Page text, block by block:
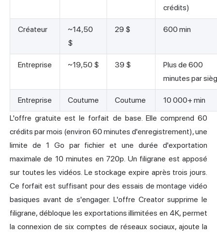
crédits)
Créateur
~14,50
$
29 $ 600 min
Entreprise ~19,50 $ 39 $
Plus de 600
minutes par
Entreprise Coutume Coutume
10 000+ min
L'offre gratuite est le forfait de base. Elle comprend 60
crédits par mois (environ 60 minutes d'enregistrement), une
limite de 1 Go par fichier et une durée d'exportation
maximale de 10 minutes en 720p. Un filigrane est apposé
sur toutes les vidéos. Le stockage expire après trois jours.
Ce forfait est suffisant pour des essais de montage vidéo
basiques avant de s'engager. L'offre Creator supprime le
filigrane, débloque les exportations illimitées en 4K, permet
la connexion de six comptes de réseaux sociaux, ajoute la